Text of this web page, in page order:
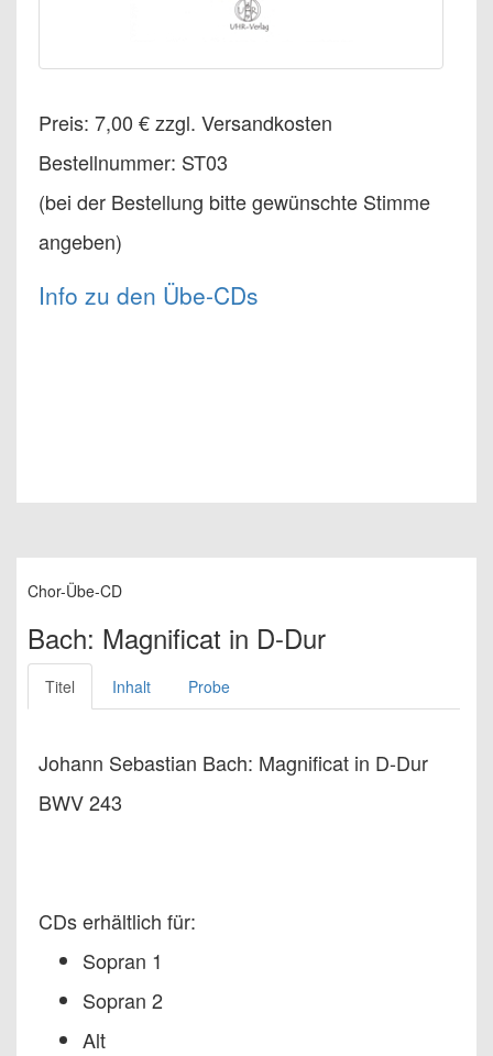
Preis: 7,00 € zzgl. Versandkosten
Bestellnummer: ST03
(bei der Bestellung bitte gewünschte Stimme
angeben)
Info zu den Übe-CDs
Chor-Übe-CD
Bach: Magnificat in D-Dur
Titel Inhalt Probe
Johann Sebastian Bach: Magnificat in D-Dur
BWV 243
CDs erhältlich für:
Sopran 1
Sopran 2
Alt